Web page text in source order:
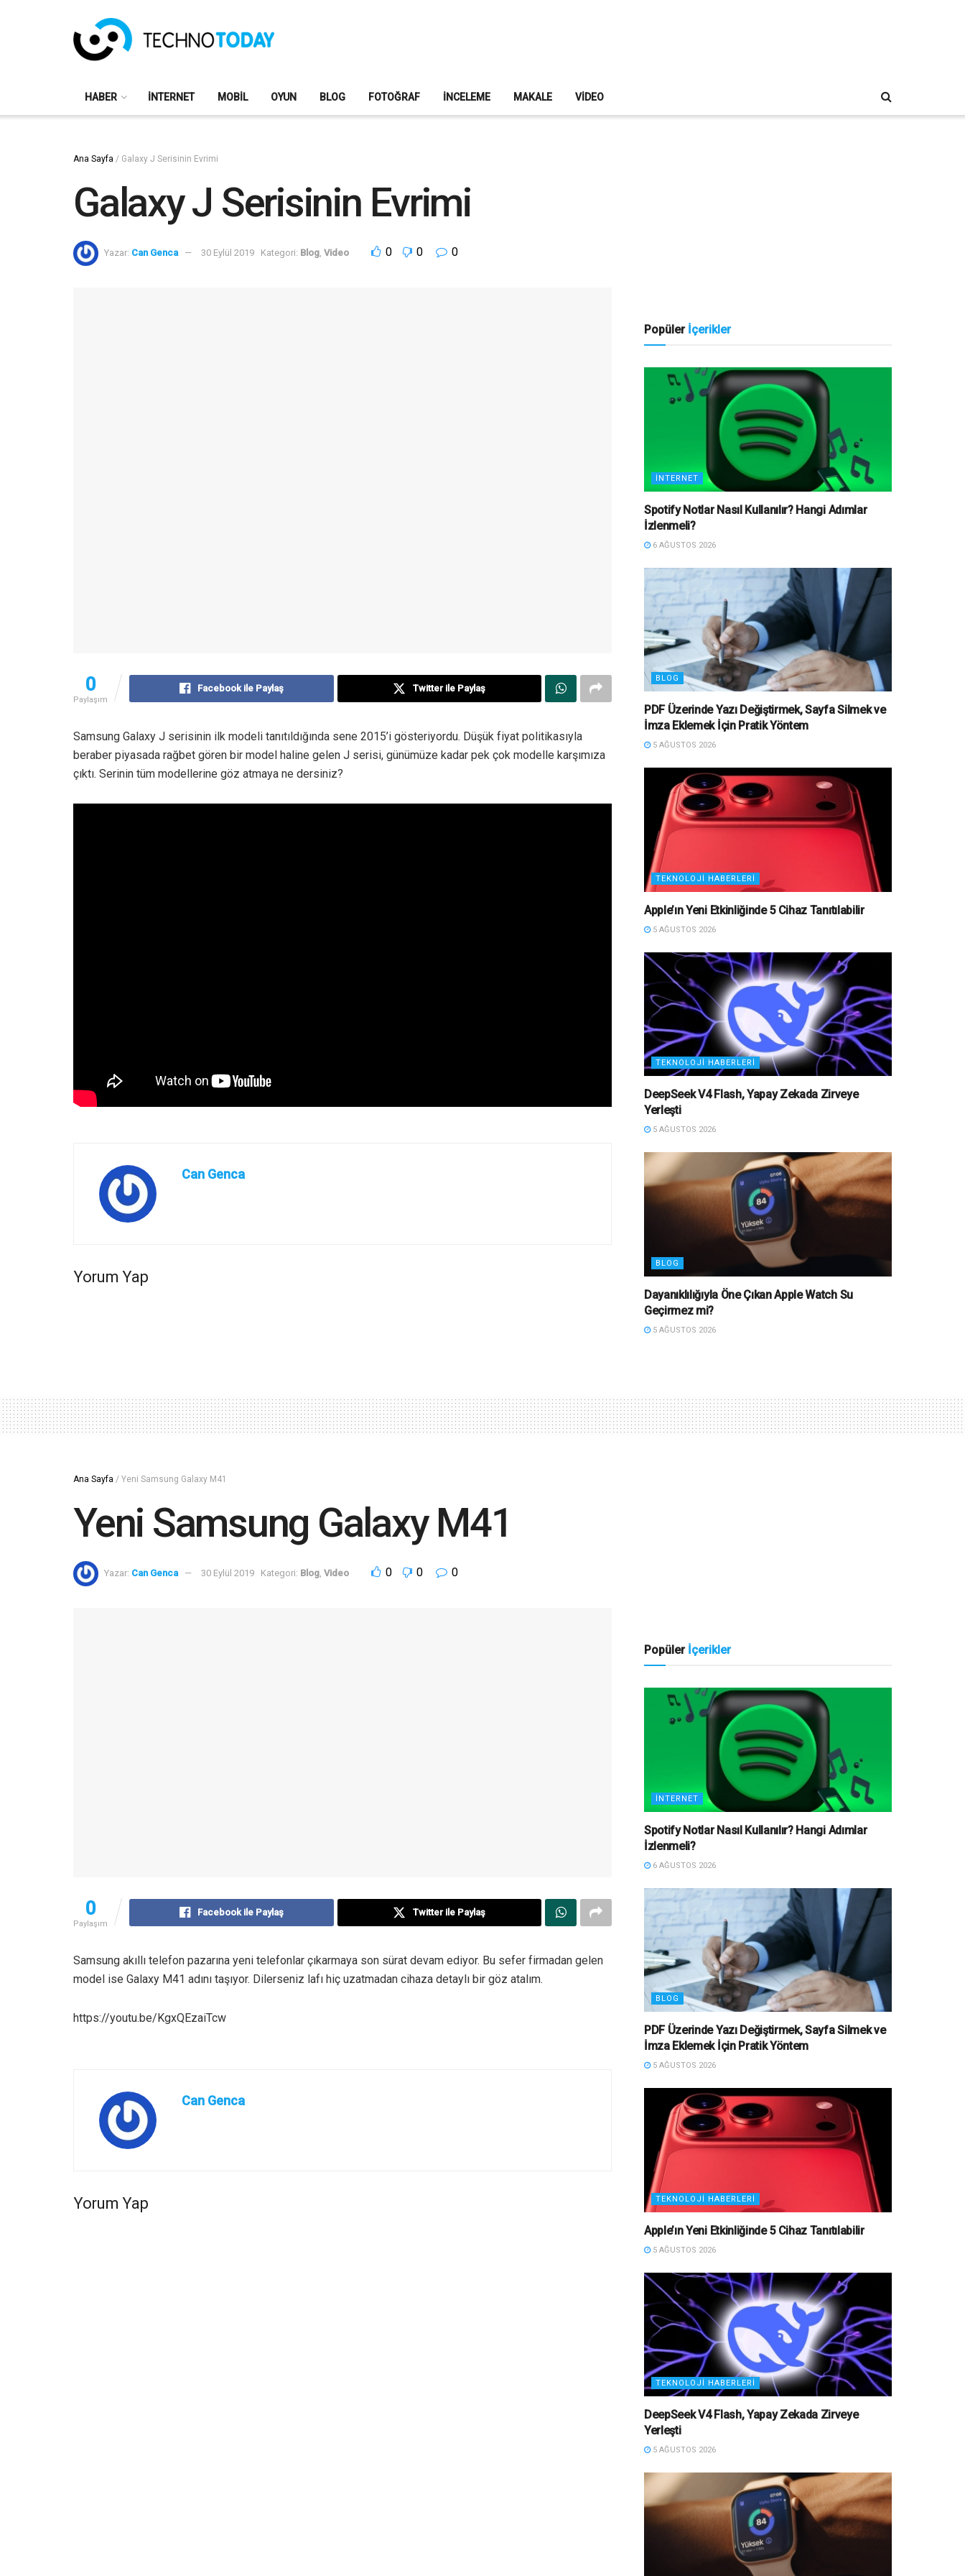
HABER İNTERNET MOBIL OYUN BLOG FOTOĞRAF İNCELEME MAKALE VIDEO
Ana Sayfa / Galaxy J Serisinin Evrimi
Galaxy J Serisinin Evrimi
Yazar: Can Genca 30 Eylül 2019 Kategori: Blog, Video 0 0 0
0
Paylaşım
Facebook ile Paylaş Twitter ile Paylaş
Samsung Galaxy J serisinin ilk modeli tanıtıldığında sene 2015’i gösteriyordu. Düşük fiyat politikasıyla
beraber piyasada rağbet gören bir model haline gelen J serisi, günümüze kadar pek çok modelle karşımıza
çıktı. Serinin tüm modellerine göz atmaya ne dersiniz?
Can Genca
Yorum Yap
Popüler İçerikler
İNTERNET
Spotify Notlar Nasıl Kullanılır? Hangi Adımlar
İzlenmeli?
6 AĞUSTOS 2026
BLOG
PDF Üzerinde Yazı Değiştirmek, Sayfa Silmek ve
İmza Eklemek İçin Pratik Yöntem
5 AĞUSTOS 2026
TEKNOLOJI HABERLERI
Apple’ın Yeni Etkinliğinde 5 Cihaz Tanıtılabilir
5 AĞUSTOS 2026
TEKNOLOJI HABERLERI
DeepSeek V4 Flash, Yapay Zekada Zirveye
Yerleşti
5 AĞUSTOS 2026
BLOG
Dayanıklılığıyla Öne Çıkan Apple Watch Su
Geçirmez mi?
5 AĞUSTOS 2026
Ana Sayfa / Yeni Samsung Galaxy M41
Yeni Samsung Galaxy M41
Yazar: Can Genca 30 Eylül 2019 Kategori: Blog, Video 0 0 0
0
Paylaşım
Facebook ile Paylaş Twitter ile Paylaş
Samsung akıllı telefon pazarına yeni telefonlar çıkarmaya son sürat devam ediyor. Bu sefer firmadan gelen
model ise Galaxy M41 adını taşıyor. Dilerseniz lafı hiç uzatmadan cihaza detaylı bir göz atalım.
https://youtu.be/KgxQEzaiTcw
Can Genca
Yorum Yap
Popüler İçerikler
İNTERNET
Spotify Notlar Nasıl Kullanılır? Hangi Adımlar
İzlenmeli?
6 AĞUSTOS 2026
BLOG
PDF Üzerinde Yazı Değiştirmek, Sayfa Silmek ve
İmza Eklemek İçin Pratik Yöntem
5 AĞUSTOS 2026
TEKNOLOJI HABERLERI
Apple’ın Yeni Etkinliğinde 5 Cihaz Tanıtılabilir
5 AĞUSTOS 2026
TEKNOLOJI HABERLERI
DeepSeek V4 Flash, Yapay Zekada Zirveye
Yerleşti
5 AĞUSTOS 2026